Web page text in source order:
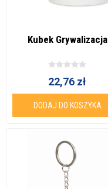
Kubek Grywalizacja
22,76 zł
DODAJ DO KOSZYKA